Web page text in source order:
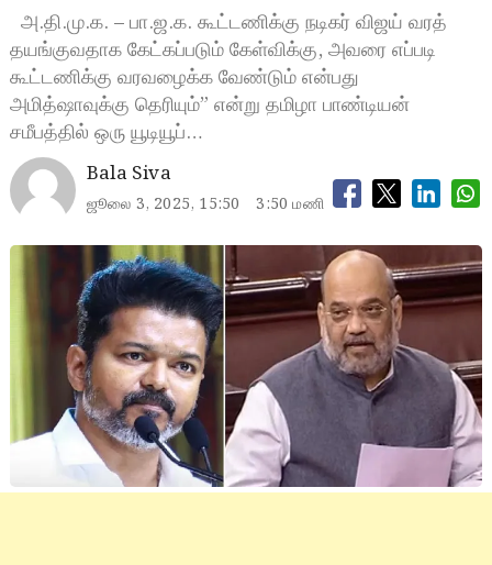
அ.தி.மு.க. – பா.ஜ.க. கூட்டணிக்கு நடிகர் விஜய் வரத்
தயங்குவதாக கேட்கப்படும் கேள்விக்கு, அவரை எப்படி
கூட்டணிக்கு வரவழைக்க வேண்டும் என்பது
அமித்ஷாவுக்கு தெரியும்” என்று தமிழா பாண்டியன்
சமீபத்தில் ஒரு யூடியூப்…
Bala Siva
ஜூலை 3, 2025, 15:50 3:50 மணி